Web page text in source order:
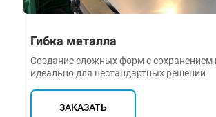
Гибка металла
Создание сложных форм с сохранением
идеально для нестандартных решений
ЗАКАЗАТЬ